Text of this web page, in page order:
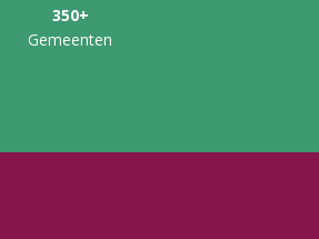
350+
Gemeenten